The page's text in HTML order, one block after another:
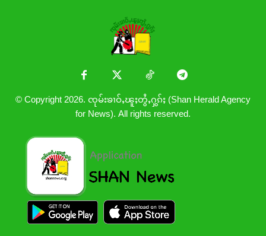
© Copyright 2026. ၸုမ်းၶၢဝ်ႇၽူႈတွႆႇႁွၵ်ႈ (Shan Herald Agency
for News). All rights reserved.